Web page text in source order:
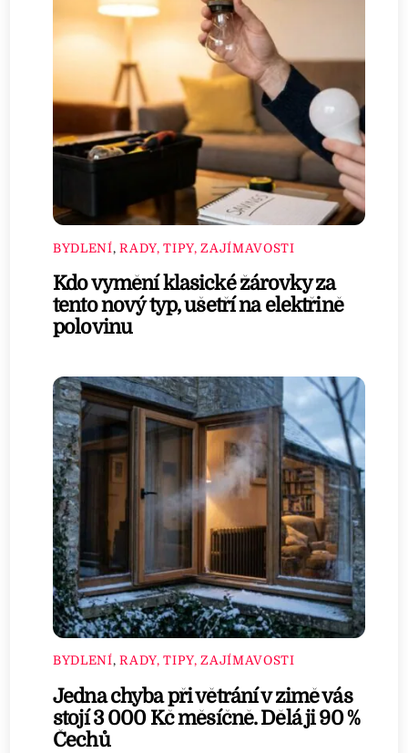
BYDLENÍ,RADY, TIPY, ZAJÍMAVOSTI
Kdo vymění klasické žárovky za
tento nový typ, ušetří na elektřině
polovinu
BYDLENÍ,RADY, TIPY, ZAJÍMAVOSTI
Jedna chyba při větrání v zimě vás
stojí 3 000 Kč měsíčně. Dělá ji 90 %
Čechů